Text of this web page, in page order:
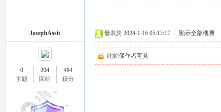
JosephAssit
0
主題
204
回帖
484
積分
發表於 2024-1-16 05:13:17 顯示全部樓層
此帖僅作者可見